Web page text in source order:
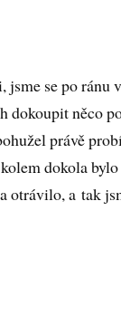
jsme se po ránu
něco
právě
dokola
otrávilo, a tak